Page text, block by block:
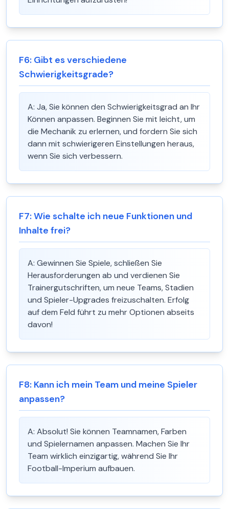
F6: Gibt es verschiedene
Schwierigkeitsgrade?
A: Ja, Sie können den Schwierigkeitsgrad an Ihr
Können anpassen. Beginnen Sie mit leicht, um
die Mechanik zu erlernen, und fordern Sie sich
dann mit schwierigeren Einstellungen heraus,
wenn Sie sich verbessern.
F7:Wie schalte ich neue Funktionen und
Inhalte frei?
A: Gewinnen Sie Spiele, schließen Sie
Herausforderungen ab und verdienen Sie
Trainergutschriften, um neue Teams, Stadien
und Spieler-Upgrades freizuschalten. Erfolg
auf dem Feld führt zu mehr Optionen abseits
davon!
F8: Kann ich mein Team und meine Spieler
anpassen?
A: Absolut! Sie können Teamnamen, Farben
und Spielernamen anpassen. Machen Sie Ihr
Team wirklich einzigartig, während Sie Ihr
Football-Imperium aufbauen.